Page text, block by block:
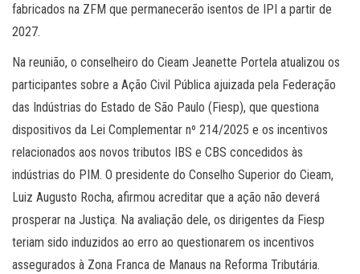
fabricados na ZFM que permanecerão isentos de IPI a partir de
2027.
Na reunião, o conselheiro do Cieam Jeanette Portela atualizou os
participantes sobre a Ação Civil Pública ajuizada pela Federação
das Indústrias do Estado de São Paulo (Fiesp), que questiona
dispositivos da Lei Complementar nº 214/2025 e os incentivos
relacionados aos novos tributos IBS e CBS concedidos às
indústrias do PIM. O presidente do Conselho Superior do Cieam,
Luiz Augusto Rocha, afirmou acreditar que a ação não deverá
prosperar na Justiça. Na avaliação dele, os dirigentes da Fiesp
teriam sido induzidos ao erro ao questionarem os incentivos
assegurados à Zona Franca de Manaus na Reforma Tributária.